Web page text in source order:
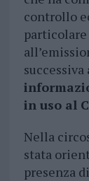
controllo
successiva
in uso al
Nella
stata
presenza